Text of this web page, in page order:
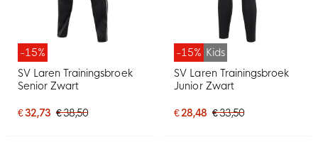
-15%
SV Laren Trainingsbroek
Senior Zwart
€ 32,73 € 38,50
-15% Kids
SV Laren Trainingsbroek
Junior Zwart
€ 28,48 € 33,50